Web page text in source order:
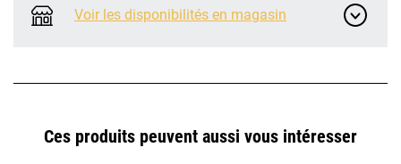
Voir les disponibilités en magasin
Ces produits peuvent aussi vous intéresser